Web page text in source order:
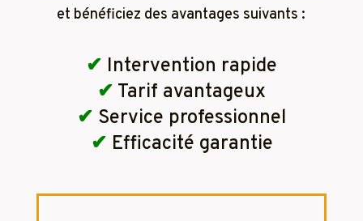
et bénéficiez des avantages suivants :
✔ Intervention rapide
✔ Tarif avantageux
✔ Service professionnel
✔ Efficacité garantie